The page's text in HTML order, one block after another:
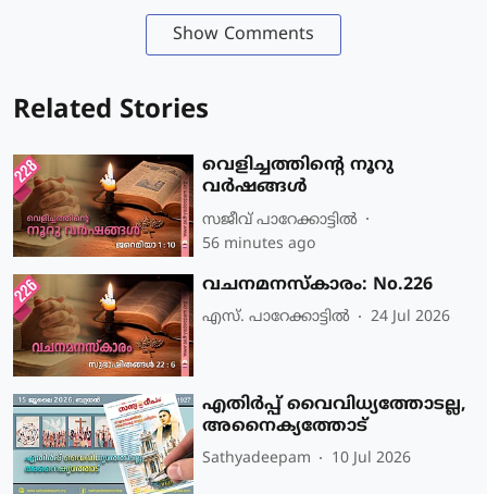
Show Comments
Related Stories
വെളിച്ചത്തിൻ്റെ നൂറു
വർഷങ്ങൾ
സജീവ് പാറേക്കാട്ടില്‍
56 minutes ago
വചനമനസ്‌കാരം: No.226
എസ്. പാറേക്കാട്ടില്‍ 24 Jul 2026
എതിർപ്പ് വൈവിധ്യത്തോടല്ല,
അനൈക്യത്തോട്
Sathyadeepam 10 Jul 2026